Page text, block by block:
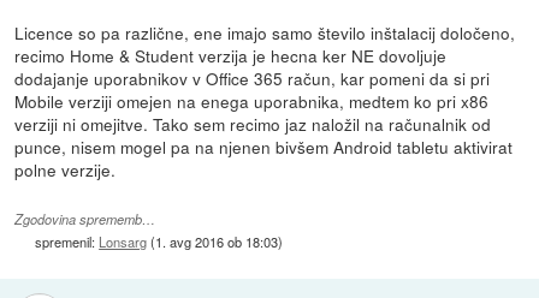
Licence so pa različne, ene imajo samo število inštalacij določeno,
recimo Home & Student verzija je hecna ker NE dovoljuje
dodajanje uporabnikov v Office 365 račun, kar pomeni da si pri
Mobile verziji omejen na enega uporabnika, medtem ko pri x86
verziji ni omejitve. Tako sem recimo jaz naložil na računalnik od
punce, nisem mogel pa na njenen bivšem Android tabletu aktivirat
polne verzije.
Zgodovina sprememb…
spremenil: Lonsarg(1. avg 2016 ob 18:03)